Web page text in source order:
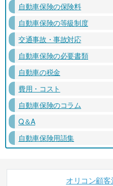
自動車保険の保険料
自動車保険の等級制度
交通事故・事故対応
自動車保険の必要書類
自動車の税金
費用・コスト
自動車保険のコラム
Q＆A
自動車保険用語集
オリコン顧